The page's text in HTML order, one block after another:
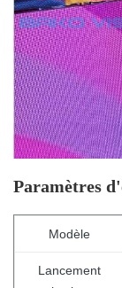
Paramètres
Modèle
Lancement